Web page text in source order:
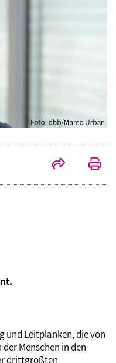
und Leitplanken, die von
Menschen in den
drittgrößten